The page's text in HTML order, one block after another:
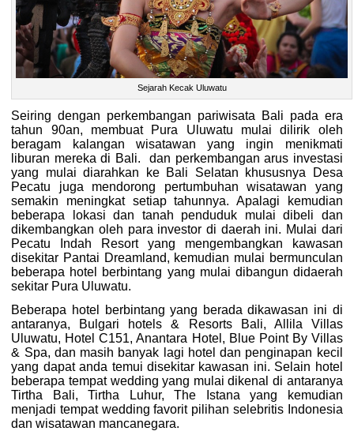
Sejarah Kecak Uluwatu
Seiring dengan perkembangan pariwisata Bali pada era
tahun 90an, membuat Pura Uluwatu mulai dilirik oleh
beragam kalangan wisatawan yang ingin menikmati
liburan mereka di Bali. dan perkembangan arus investasi
yang mulai diarahkan ke Bali Selatan khususnya Desa
Pecatu juga mendorong pertumbuhan wisatawan yang
semakin meningkat setiap tahunnya. Apalagi kemudian
beberapa lokasi dan tanah penduduk mulai dibeli dan
dikembangkan oleh para investor di daerah ini. Mulai dari
Pecatu Indah Resort yang mengembangkan kawasan
disekitar Pantai Dreamland, kemudian mulai bermunculan
beberapa hotel berbintang yang mulai dibangun didaerah
sekitar Pura Uluwatu.
Beberapa hotel berbintang yang berada dikawasan ini di
antaranya, Bulgari hotels & Resorts Bali, Allila Villas
Uluwatu, Hotel C151, Anantara Hotel, Blue Point By Villas
& Spa, dan masih banyak lagi hotel dan penginapan kecil
yang dapat anda temui disekitar kawasan ini. Selain hotel
beberapa tempat wedding yang mulai dikenal di antaranya
Tirtha Bali, Tirtha Luhur, The Istana yang kemudian
menjadi tempat wedding favorit pilihan selebritis Indonesia
dan wisatawan mancanegara.